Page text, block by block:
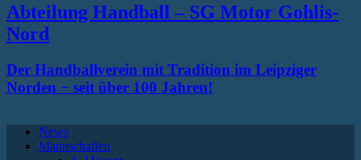
Abteilung Handball – SG Motor Gohlis-
Nord
Der Handballverein mit Tradition im Leipziger
Norden − seit über 100 Jahren!
News
Mannschaften